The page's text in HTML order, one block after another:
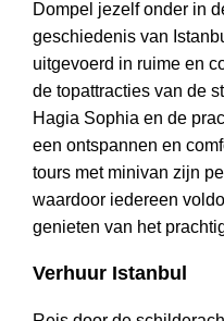
Dompel jezelf onder in
geschiedenis van
uitgevoerd in ruime en
de topattracties van de
Hagia Sophia en de
een ontspannen en
tours met minivan zijn
waardoor iedereen
genieten van het
Verhuur Istanbul